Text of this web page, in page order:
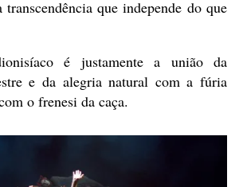
que independe do que
é justamente a união da
e da alegria natural com a fúria
o frenesi da caça.